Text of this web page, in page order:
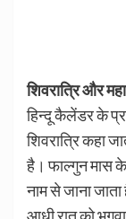
शिवरात्रि और
हिन्दू कैलेंडर के
शिवरात्रि कहा
है। फाल्गुन मास के
नाम से जाना